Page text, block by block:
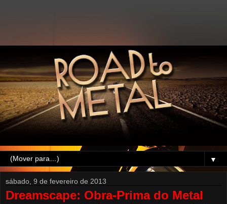
▼
sábado, 9 de fevereiro de 2013
Dreamscape: Obra-Prima do Metal